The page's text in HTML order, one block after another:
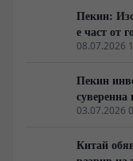
Пекин:
е част от
08.07.2026
Пекин
суверенна
интелект
03.07.2026
Китай